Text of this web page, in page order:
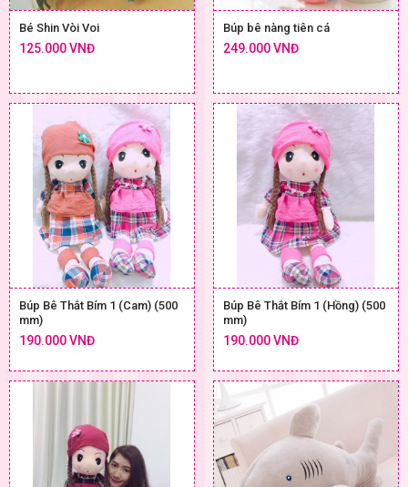
Bé Shin Vòi Voi
125.000 VNĐ
Búp bê nàng tiên cá
249.000 VNĐ
Búp Bê Thắt Bím 1 (Cam) (500
mm)
190.000 VNĐ
Búp Bê Thắt Bím 1 (Hồng) (500
mm)
190.000 VNĐ